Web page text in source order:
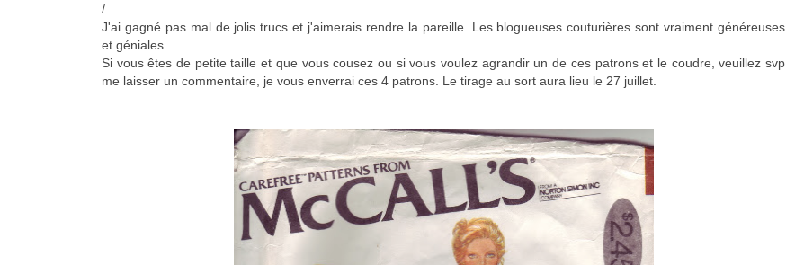
/
J'ai gagné pas mal de jolis trucs et j'aimerais rendre la pareille. Les blogueuses couturières sont vraiment généreuses
et géniales.
Si vous êtes de petite taille et que vous cousez ou si vous voulez agrandir un de ces patrons et le coudre, veuillez svp
me laisser un commentaire, je vous enverrai ces 4 patrons. Le tirage au sort aura lieu le 27 juillet.